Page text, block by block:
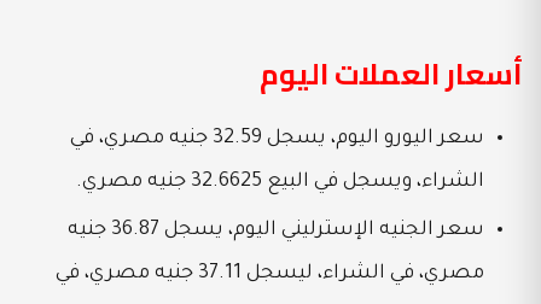
أسعار العملات اليوم
سعر اليورو اليوم، يسجل 32.59 جنيه مصري، في
الشراء، ويسجل في البيع 32.6625 جنيه مصري.
سعر الجنيه الإسترليني اليوم، يسجل 36.87 جنيه
مصري، في الشراء، ليسجل 37.11 جنيه مصري، في